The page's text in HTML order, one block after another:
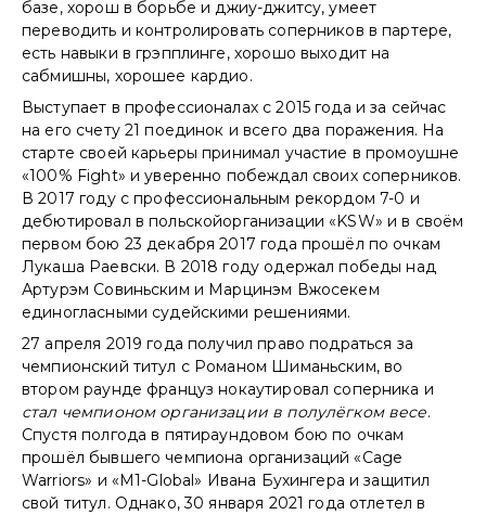
базе, хорош в борьбе и джиу-джитсу, умеет
переводить и контролировать соперников в партере,
есть навыки в грэпплинге, хорошо выходит на
сабмишны, хорошее кардио.
Выступает в профессионалах с 2015 года и за сейчас
на его счету 21 поединок и всего два поражения. На
старте своей карьеры принимал участие в промоушне
«100% Fight» и уверенно побеждал своих соперников.
В 2017 году с профессиональным рекордом 7-0 и
дебютировал в польскойорганизации «KSW» и в своём
первом бою 23 декабря 2017 года прошёл по очкам
Лукаша Раевски. В 2018 году одержал победы над
Артурэм Совиньским и Марцинэм Вжосекем
единогласными судейскими решениями.
27 апреля 2019 года получил право подраться за
чемпионский титул с Романом Шиманьским, во
втором раунде француз нокаутировал соперника и
стал чемпионом организации в полулёгком весе.
Спустя полгода в пятираундовом бою по очкам
прошёл бывшего чемпиона организаций «Cage
Warriors» и «M1-Global» Ивана Бухингера и защитил
свой титул. Однако, 30 января 2021 года отлетел в